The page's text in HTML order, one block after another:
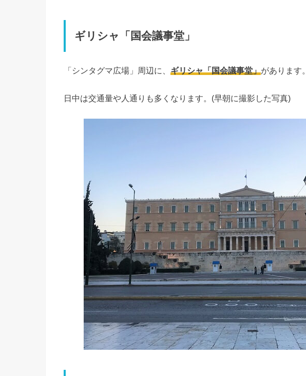
ギリシャ「国会議事堂」
「シンタグマ広場」周辺に、 ギリシャ「国会議事堂」があります。
日中は交通量や人通りも多くなります。(早朝に撮影した写真)